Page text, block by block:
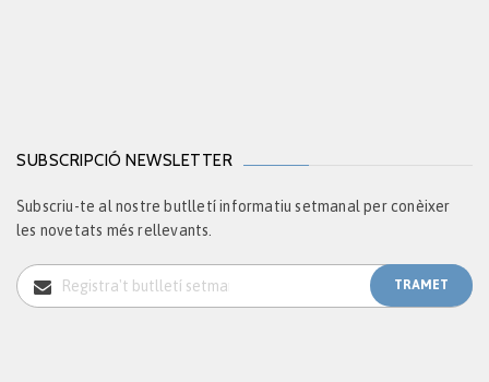
SUBSCRIPCIÓ NEWSLETTER
Subscriu-te al nostre butlletí informatiu setmanal per conèixer
les novetats més rellevants.